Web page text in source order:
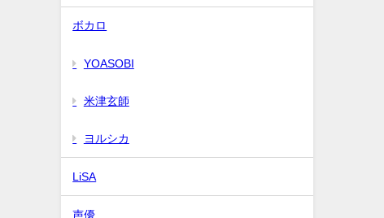
ボカロ
YOASOBI
米津玄師
ヨルシカ
LiSA
声優